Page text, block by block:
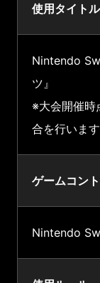
使用タイトル
Nintendo
ツ』
※大会開催時
合を行います
ゲームコン
Nintendo